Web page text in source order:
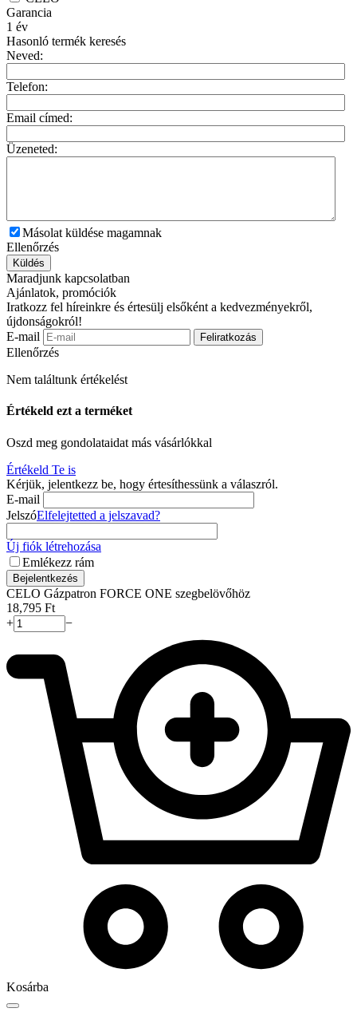
Garancia
1 év
Hasonló termék keresés
Neved:
Telefon:
Email címed:
Üzeneted:
Másolat küldése magamnak
Ellenőrzés
Küldés
Maradjunk kapcsolatban
Ajánlatok, promóciók
Iratkozz fel híreinkre és értesülj elsőként a kedvezményekről,
újdonságokról!
E-mail
Feliratkozás
Ellenőrzés
Nem találtunk értékelést
Értékeld ezt a terméket
Oszd meg gondolataidat más vásárlókkal
Értékeld Te is
Kérjük, jelentkezz be, hogy értesíthessünk a válaszról.
E-mail
JelszóElfelejtetted a jelszavad?
Új fiók létrehozása
Emlékezz rám
Bejelentkezés
CELO Gázpatron FORCE ONE szegbelövőhöz
18,795 Ft
+
−
Kosárba